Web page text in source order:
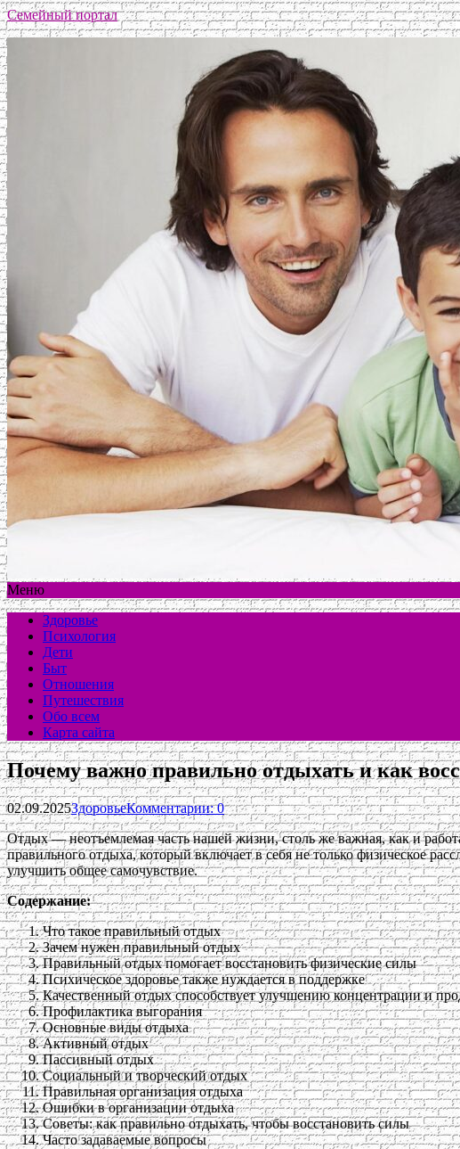
Семейный портал
Меню
Здоровье
Психология
Дети
Быт
Отношения
Путешествия
Обо всем
Карта сайта
Почему важно правильно отдыхать и как
02.09.2025ЗдоровьеКомментарии: 0
Отдых — неотъемлемая часть нашей жизни, столь же важная, как и
правильного отдыха, который включает в себя не только физическое
улучшить общее самочувствие.
Содержание:
Что такое правильный отдых
Зачем нужен правильный отдых
Правильный отдых помогает восстановить физические силы
Психическое здоровье также нуждается в поддержке
Качественный отдых способствует улучшению концентрации и
Профилактика выгорания
Основные виды отдыха
Активный отдых
Пассивный отдых
Социальный и творческий отдых
Правильная организация отдыха
Ошибки в организации отдыха
Советы: как правильно отдыхать, чтобы восстановить силы
Часто задаваемые вопросы